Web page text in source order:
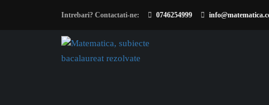
Intrebari? Contactati-ne: 0746254999